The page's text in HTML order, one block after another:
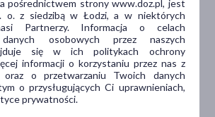
WIEK
dla dorosłych
pośrednictwem strony www.doz.pl, jest
o. z siedzibą w Łodzi, a w niektórych
Partnerzy. Informacja o celach
danych osobowych przez naszych
się w ich politykach ochrony
informacji o korzystaniu przez nas z
o przetwarzaniu Twoich danych
o przysługujących Ci uprawnieniach,
prywatności.